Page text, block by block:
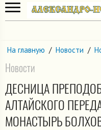
На главную / Новости /
Новости
ДЕСНИЦА
АЛТАЙСКОГО
МОНАСТЫРЬ